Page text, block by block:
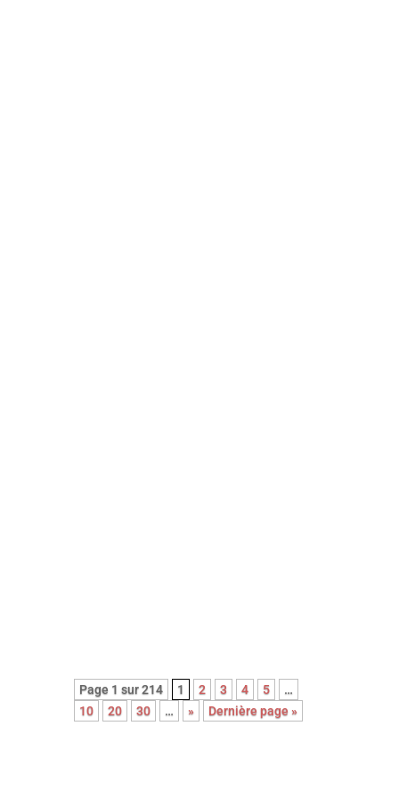
Page 1 sur 214 1 2 3 4 5
…
10
20 30 … » Dernière page »